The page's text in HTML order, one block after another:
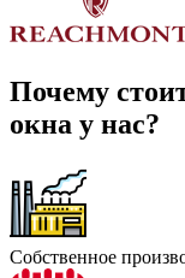
Почему
окна у нас?
Собственное